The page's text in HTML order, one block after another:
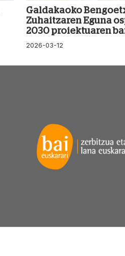
Galdakaoko
Zuhaitzaren Eguna
2030 proiektuaren
2026-03-12